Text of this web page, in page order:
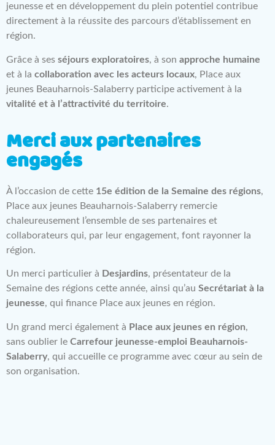
jeunesse et en développement du plein potentiel contribue
directement à la réussite des parcours d’établissement en
région.
Grâce à ses séjours exploratoires, à son approche humaine
et à la collaboration avec les acteurs locaux, Place aux
jeunes Beauharnois-Salaberry participe activement à la
vitalité et à l’attractivité du territoire.
Merci aux partenaires
engagés
À l’occasion de cette 15e édition de la Semaine des régions,
Place aux jeunes Beauharnois-Salaberry remercie
chaleureusement l’ensemble de ses partenaires et
collaborateurs qui, par leur engagement, font rayonner la
région.
Un merci particulier à Desjardins, présentateur de la
Semaine des régions cette année, ainsi qu’au Secrétariat à la
jeunesse, qui finance Place aux jeunes en région.
Un grand merci également à Place aux jeunes en région,
sans oublier le Carrefour jeunesse-emploi Beauharnois-
Salaberry, qui accueille ce programme avec cœur au sein de
son organisation.